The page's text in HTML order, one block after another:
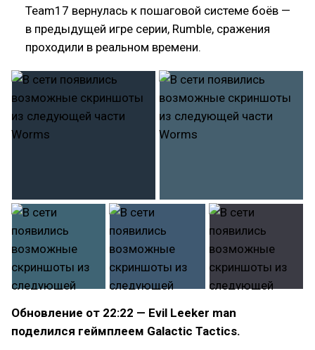
Team17 вернулась к пошаговой системе боёв —
в предыдущей игре серии, Rumble, сражения
проходили в реальном времени.
Обновление от 22:22 — Evil Leeker man
поделился геймплеем Galactic Tactics.